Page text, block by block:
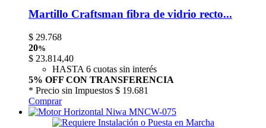
Martillo Craftsman fibra de vidrio recto...
$ 29.768
20%
$ 23.814,40
HASTA 6 cuotas sin interés
5% OFF CON TRANSFERENCIA
* Precio sin Impuestos $ 19.681
Comprar